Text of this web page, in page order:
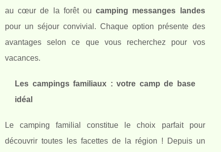
au cœur de la forêt oucamping messanges landes
pour un séjour convivial. Chaque option présente des
avantages selon ce que vous recherchez pour vos
vacances.
Les campings familiaux : votre camp de base
idéal
Le camping familial constitue le choix parfait pour
découvrir toutes les facettes de la région ! Depuis un